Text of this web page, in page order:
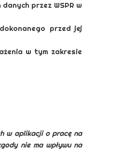
przez WSPR w
przed jej
w tym zakresie
w aplikacji o pracę na
nie ma wpływu na